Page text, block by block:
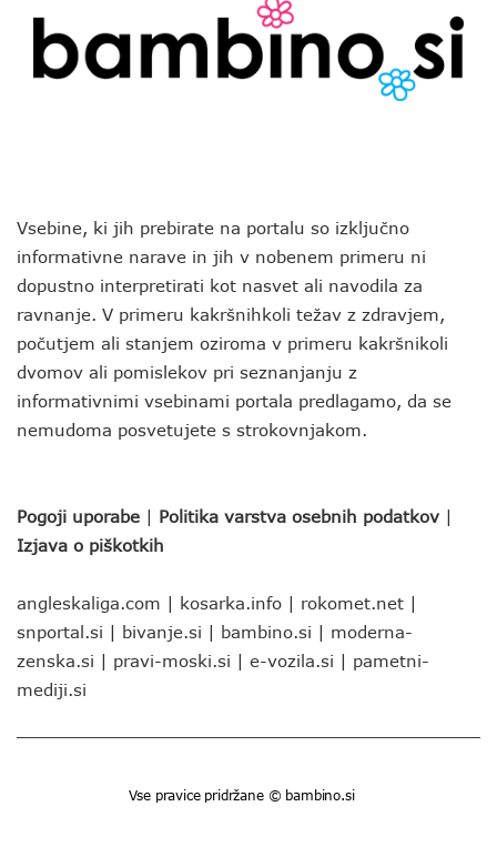
Vsebine, ki jih prebirate na portalu so izključno
informativne narave in jih v nobenem primeru ni
dopustno interpretirati kot nasvet ali navodila za
ravnanje. V primeru kakršnihkoli težav z zdravjem,
počutjem ali stanjem oziroma v primeru kakršnikoli
dvomov ali pomislekov pri seznanjanju z
informativnimi vsebinami portala predlagamo, da se
nemudoma posvetujete s strokovnjakom.
Pogoji uporabe | Politika varstva osebnih podatkov |
Izjava o piškotkih
angleskaliga.com | kosarka.info | rokomet.net |
snportal.si | bivanje.si | bambino.si | moderna-
zenska.si | pravi-moski.si | e-vozila.si | pametni-
mediji.si
Vse pravice pridržane © bambino.si